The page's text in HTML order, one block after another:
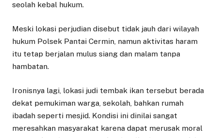
seolah kebal hukum.
Meski lokasi perjudian disebut tidak jauh dari wilayah
hukum Polsek Pantai Cermin, namun aktivitas haram
itu tetap berjalan mulus siang dan malam tanpa
hambatan.
Ironisnya lagi, lokasi judi tembak ikan tersebut berada
dekat pemukiman warga, sekolah, bahkan rumah
ibadah seperti mesjid. Kondisi ini dinilai sangat
meresahkan masyarakat karena dapat merusak moral